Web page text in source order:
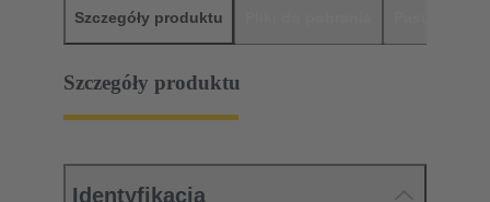
Szczegóły produktu
Szczegóły produktu
Identyfikacja